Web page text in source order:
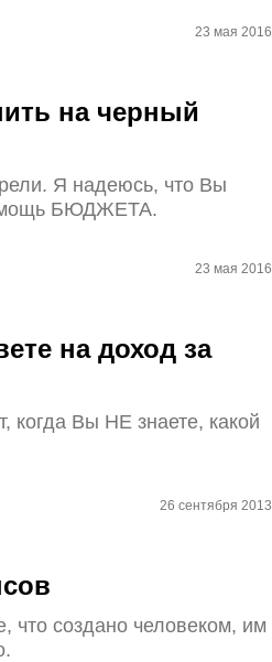
23 мая 2016
на черный
Я надеюсь, что Вы
мощь БЮДЖЕТА.
23 мая 2016
на доход за
когда Вы НЕ знаете, какой
26 сентября 2013
что создано человеком, им